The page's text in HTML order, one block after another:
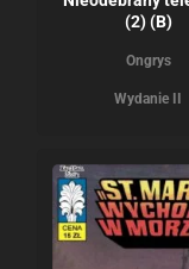
(2) (B)
Ongrys
Wydanie II